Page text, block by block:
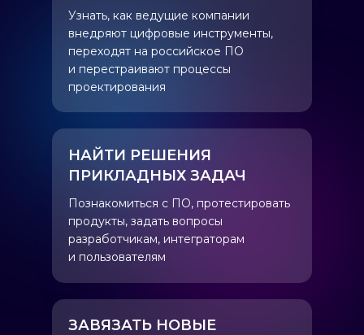
Узнать, как ведущие компании
внедряют цифровые инструменты,
переходят на российское ПО
и перестраивают процессы
проектирования
Познакомиться с ПО, протестировать
продукты, задать вопросы
разработчикам, интеграторам
и пользователям
НАЙТИ РЕШЕНИЯ
ПРИКЛАДНЫХ ЗАДАЧ
ЗАВЯЗАТЬ НОВЫЕ